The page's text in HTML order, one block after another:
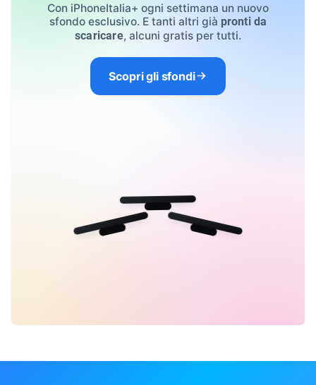
Con iPhoneItalia+ ogni settimana un nuovo
sfondo esclusivo. E tanti altri già pronti da
scaricare, alcuni gratis per tutti.
Scopri gli sfondi